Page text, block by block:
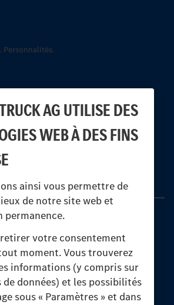
AG UTILISE DES
WEB À DES FINS
ainsi vous permettre de
de notre site web et
permanence.
votre consentement
moment. Vous trouverez
informations (y compris sur
données) et les possibilités
sous « Paramètres » et dans
Personnalités.
S.A.V Unimog
la valeur